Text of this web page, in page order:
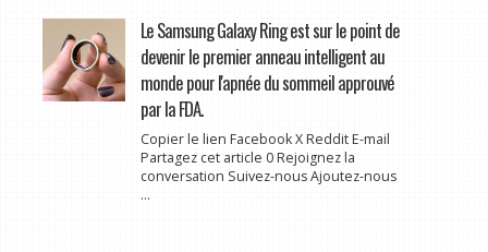
Le Samsung Galaxy Ring est sur le point de
devenir le premier anneau intelligent au
monde pour l'apnée du sommeil approuvé
par la FDA.
Copier le lien Facebook X Reddit E-mail
Partagez cet article 0 Rejoignez la
conversation Suivez-nous Ajoutez-nous
...